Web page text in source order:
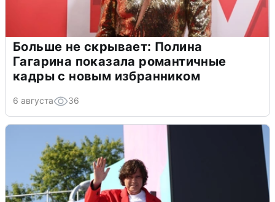
Больше не скрывает: Полина
Гагарина показала романтичные
кадры с новым избранником
6 августа 36